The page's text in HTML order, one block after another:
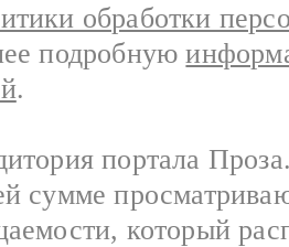
обработки
подробную
.
портала
сумме
который